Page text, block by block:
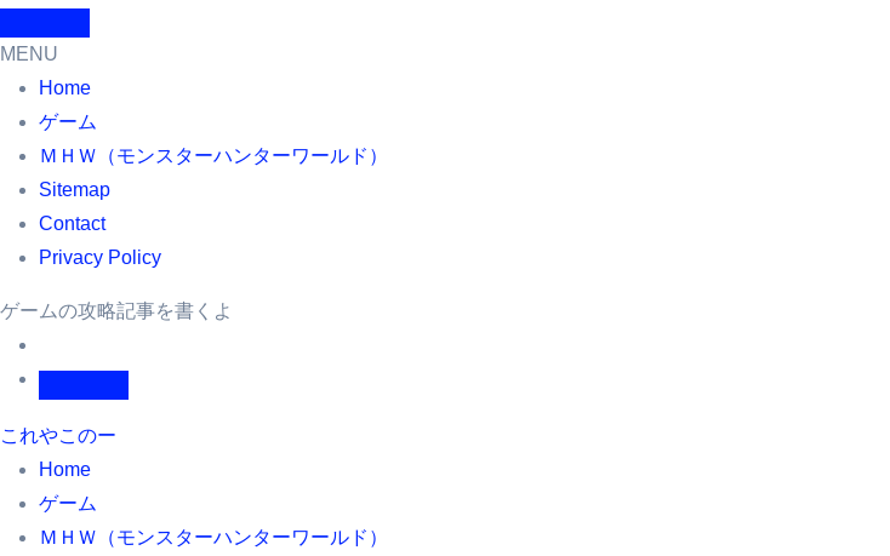
MENU
Home
ゲーム
ＭＨＷ（モンスターハンターワールド）
Sitemap
Contact
Privacy Policy
ゲームの攻略記事を書くよ
これやこのー
Home
ゲーム
ＭＨＷ（モンスターハンターワールド）